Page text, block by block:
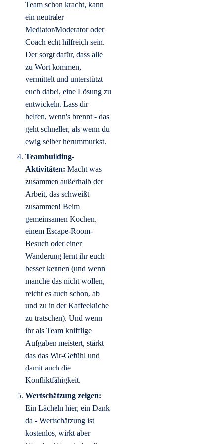
Team schon kracht, kann
ein neutraler
Mediator/Moderator oder
Coach echt hilfreich sein.
Der sorgt dafür, dass alle
zu Wort kommen,
vermittelt und unterstützt
euch dabei, eine Lösung zu
entwickeln. Lass dir
helfen, wenn's brennt - das
geht schneller, als wenn du
ewig selber herummurkst.
Teambuilding-
Aktivitäten: Macht was
zusammen außerhalb der
Arbeit, das schweißt
zusammen! Beim
gemeinsamen Kochen,
einem Escape-Room-
Besuch oder einer
Wanderung lernt ihr euch
besser kennen (und wenn
manche das nicht wollen,
reicht es auch schon, ab
und zu in der Kaffeeküche
zu tratschen). Und wenn
ihr als Team knifflige
Aufgaben meistert, stärkt
das das Wir-Gefühl und
damit auch die
Konfliktfähigkeit.
Wertschätzung zeigen:
Ein Lächeln hier, ein Dank
da - Wertschätzung ist
kostenlos, wirkt aber